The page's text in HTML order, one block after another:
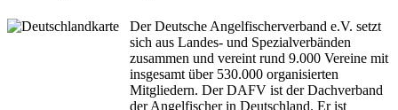
Der Deutsche Angelfischerverband e.V. setzt
sich aus Landes- und Spezialverbänden
zusammen und vereint rund 9.000 Vereine mit
insgesamt über 530.000 organisierten
Mitgliedern. Der DAFV ist der Dachverband
der Angelfischer in Deutschland. Er ist